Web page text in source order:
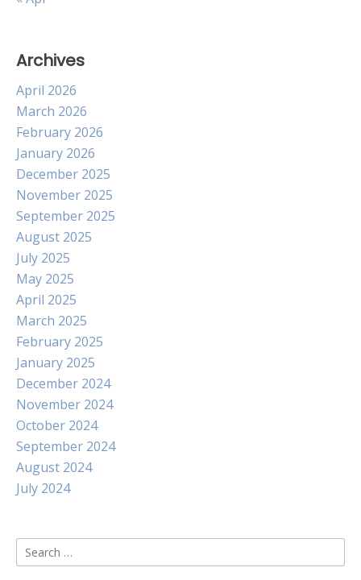
Archives
April 2026
March 2026
February 2026
January 2026
December 2025
November 2025
September 2025
August 2025
July 2025
May 2025
April 2025
March 2025
February 2025
January 2025
December 2024
November 2024
October 2024
September 2024
August 2024
July 2024
Search
for: